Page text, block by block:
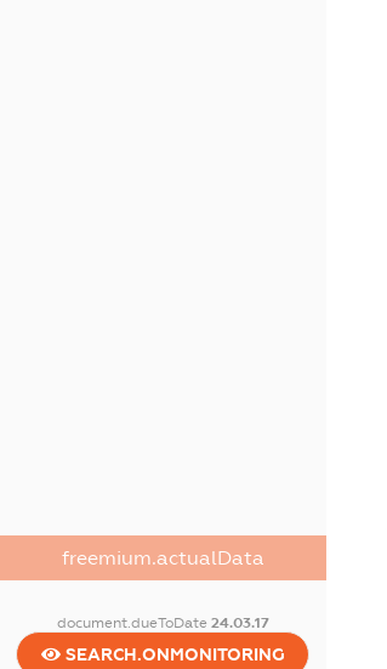
freemium.actualData
document.dueToDate 24.03.17
SEARCH.ONMONITORING